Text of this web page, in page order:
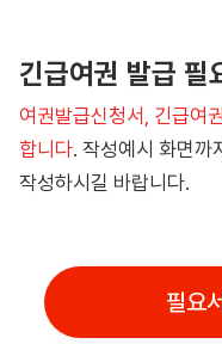
긴급여권 발급 필
여권발급신청서, 긴급여
합니다. 작성예시 화면까
작성하시길 바랍니다.
필요